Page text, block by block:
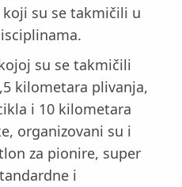
su se takmičili u
su se takmičili
kilometara plivanja,
i 10 kilometara
organizovani su i
za pionire, super
i